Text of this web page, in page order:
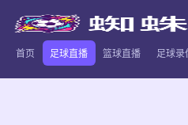
首页 足球直播 篮球直播 足球录